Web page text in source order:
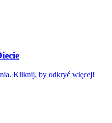
Kliknij, by odkryć więcej!